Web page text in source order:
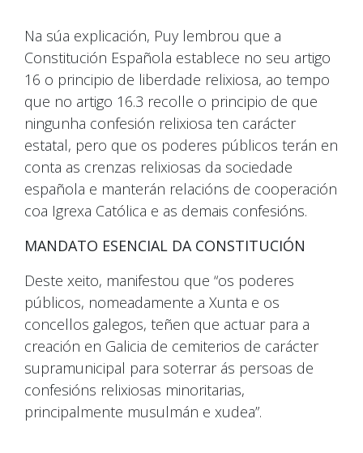
Na súa explicación, Puy lembrou que a
Constitución Española establece no seu artigo
16 o principio de liberdade relixiosa, ao tempo
que no artigo 16.3 recolle o principio de que
ningunha confesión relixiosa ten carácter
estatal, pero que os poderes públicos terán en
conta as crenzas relixiosas da sociedade
española e manterán relacións de cooperación
coa Igrexa Católica e as demais confesións.
MANDATO ESENCIAL DA CONSTITUCIÓN
Deste xeito, manifestou que “os poderes
públicos, nomeadamente a Xunta e os
concellos galegos, teñen que actuar para a
creación en Galicia de cemiterios de carácter
supramunicipal para soterrar ás persoas de
confesións relixiosas minoritarias,
principalmente musulmán e xudea”.